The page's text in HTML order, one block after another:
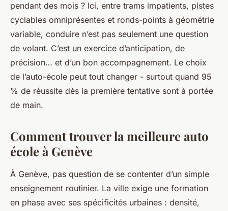
pendant des mois ? Ici, entre trams impatients, pistes
cyclables omniprésentes et ronds-points à géométrie
variable, conduire n’est pas seulement une question
de volant. C’est un exercice d’anticipation, de
précision… et d’un bon accompagnement. Le choix
de l’auto-école peut tout changer - surtout quand 95
% de réussite dès la première tentative sont à portée
de main.
Comment trouver la meilleure auto
école à Genève
À Genève, pas question de se contenter d’un simple
enseignement routinier. La ville exige une formation
en phase avec ses spécificités urbaines : densité,